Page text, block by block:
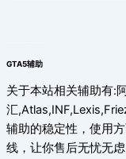
GTA5辅助
关于本站相关辅助有:
汇
辅助的稳定性，使用
线，让你售后无忧无